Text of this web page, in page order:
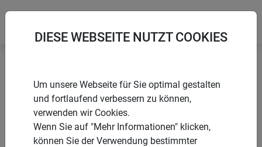
Startseite Produkte
Insektenschutz
Spezialanwendungen
Sonnenschutz
DIESE WEBSEITE NUTZT COOKIES
Um unsere Webseite für Sie optimal gestalten
und fortlaufend verbessern zu können,
verwenden wir Cookies.
Wenn Sie auf "Mehr Informationen" klicken,
können Sie der Verwendung bestimmter